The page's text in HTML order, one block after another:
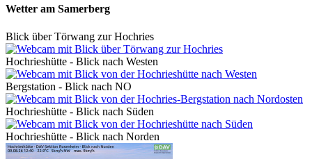
Wetter am Samerberg
Blick über Törwang zur Hochries
Hochrieshütte - Blick nach Westen
Bergstation - Blick nach NO
Hochrieshütte - Blick nach Süden
Hochrieshütte - Blick nach Norden